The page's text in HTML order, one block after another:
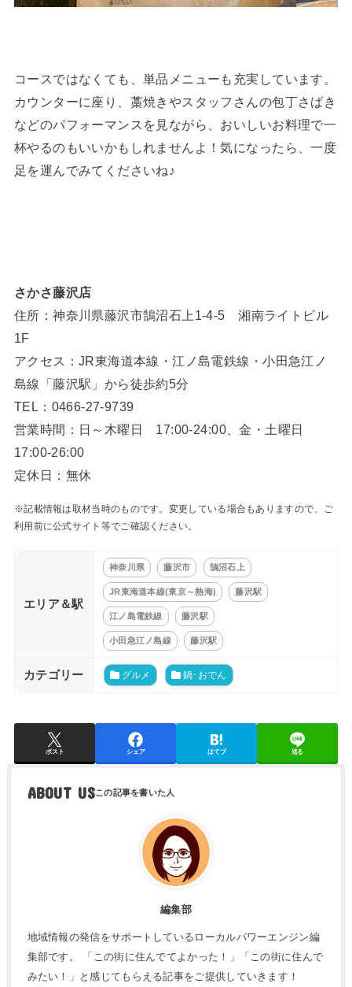
コースではなくても、単品メニューも充実しています。
カウンターに座り、藁焼きやスタッフさんの包丁さばき
などのパフォーマンスを見ながら、おいしいお料理で一
杯やるのもいいかもしれませんよ！気になったら、一度
足を運んでみてくださいね♪
さかさ藤沢店
住所：神奈川県藤沢市鵠沼石上1-4-5 湘南ライトビル
1F
アクセス：JR東海道本線・江ノ島電鉄線・小田急江ノ
島線「藤沢駅」から徒歩約5分
TEL：0466-27-9739
営業時間：日～木曜日 17:00-24:00、金・土曜日
17:00-26:00
定休日：無休
※記載情報は取材当時のものです。変更している場合もありますので、ご
利用前に公式サイト等でご確認ください。
エリア＆駅
神奈川県 藤沢市 鵠沼石上
JR東海道本線(東京～熱海) 藤沢駅
江ノ島電鉄線 藤沢駅
小田急江ノ島線 藤沢駅
カテゴリー グルメ 鍋･おでん
ポスト シェア はてブ 送る
ABOUT US
編集部
地域情報の発信をサポートしているローカルパワーエンジン編
集部です。 「この街に住んでてよかった！」「この街に住んで
みたい！」と感じてもらえる記事をご提供していきます！